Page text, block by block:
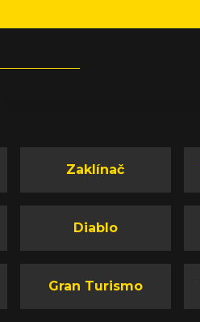
Zaklínač
Diablo
Gran Turismo